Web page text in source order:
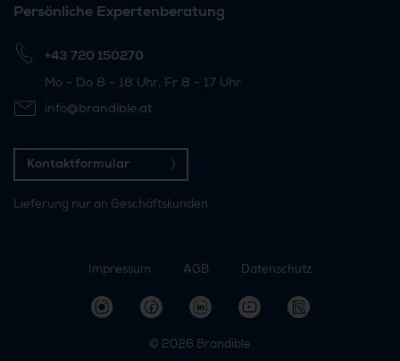
Persönliche Expertenberatung
+43 720 150270
Mo - Do 8 - 18 Uhr, Fr 8 - 17 Uhr
info@brandible.at
Kontaktformular
Lieferung nur an Geschäftskunden
Impressum AGB Datenschutz
© 2026 Brandible